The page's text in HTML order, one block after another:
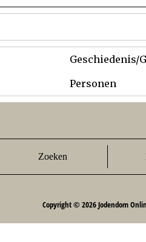
Geschiedenis/
Personen
Zoeken
Copyright © 2026 Jodendom